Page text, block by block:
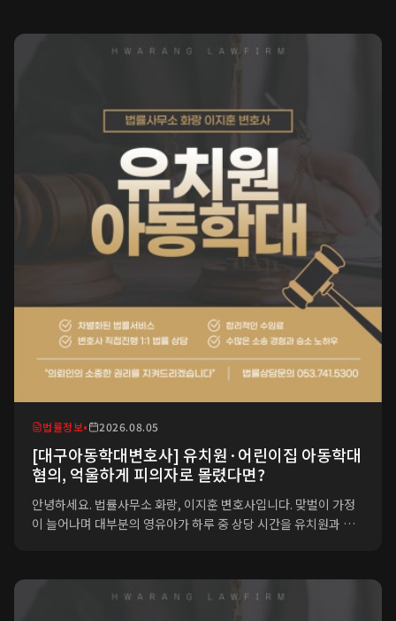
법률정보• 2026.08.05
[대구아동학대변호사] 유치원·어린이집 아동학대
혐의, 억울하게 피의자로 몰렸다면?
안녕하세요. 법률사무소 화랑, 이지훈 변호사입니다. 맞벌이 가정
이 늘어나며 대부분의 영유아가 하루 중 상당 시간을 유치원과 어
은 당연한 일입니다